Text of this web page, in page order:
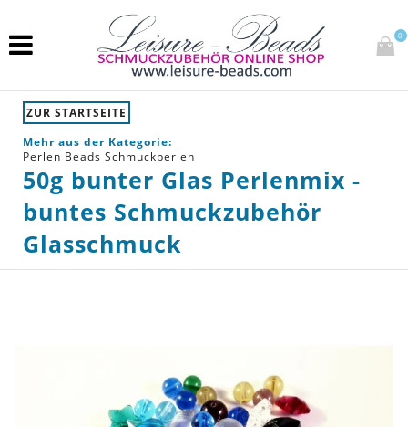
0
ZUR STARTSEITE
Mehr aus der Kategorie:
Perlen Beads Schmuckperlen
50g bunter Glas Perlenmix -
buntes Schmuckzubehör
Glasschmuck